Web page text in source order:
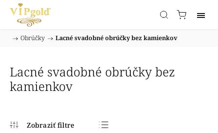
/ Obrúčky / Lacné svadobné obrúčky bez kamienkov
Lacné svadobné obrúčky bez
kamienkov